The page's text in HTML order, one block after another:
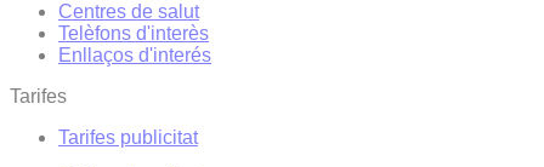
Centres de salut
Telèfons d'interès
Enllaços d'interés
Tarifes
Tarifes publicitat